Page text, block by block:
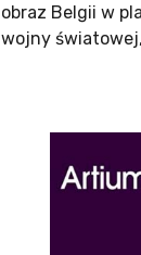
obraz Belgii w
wojny